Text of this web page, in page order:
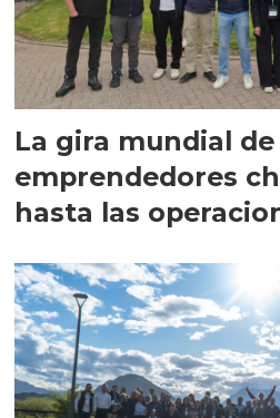
La gira mundial de
emprendedores
hasta las